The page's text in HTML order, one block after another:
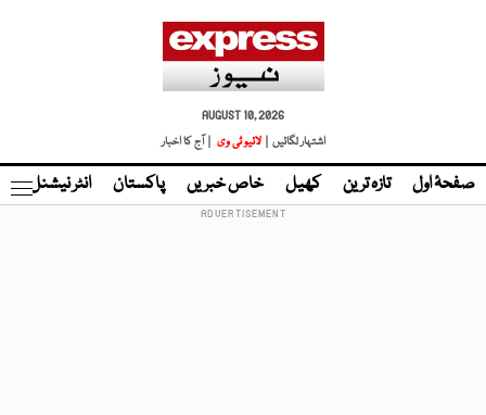
AUGUST 10, 2026
اشتہار لگائیں |
لائیو ٹی وی | آج کا اخبار
صفحۂ اول تازہ ترین کھیل خاص خبریں پاکستان انٹر نیشنل